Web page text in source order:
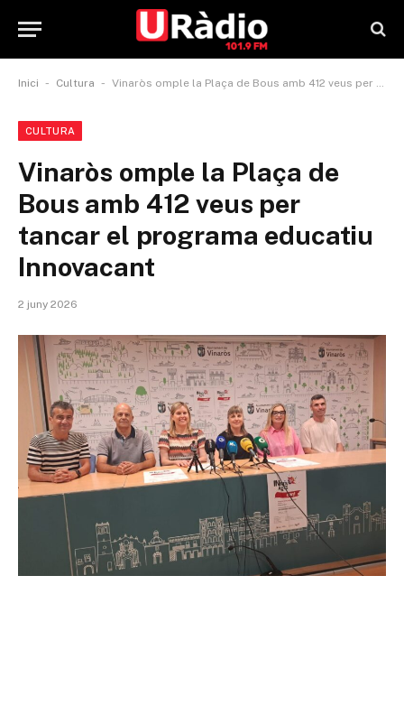
Inici - Cultura - Vinaròs omple la Plaça de Bous amb 412 veus per tancar el programa educatiu Innovacant
CULTURA
Vinaròs omple la Plaça de
Bous amb 412 veus per
tancar el programa educatiu
Innovacant
2 juny 2026